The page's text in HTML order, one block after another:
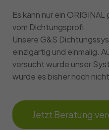
Es kann nur ein
vom Dichtungsprofi.
Unsere G&S
einzigartig und einmalig.
versucht wurde unser
wurde es bisher noch
Jetzt Beratung